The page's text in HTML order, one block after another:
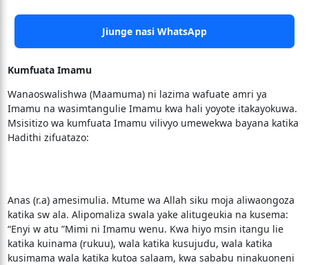
Jiunge nasi WhatsApp
Kumfuata Imamu
Wanaoswalishwa (Maamuma) ni lazima wafuate amri ya
Imamu na wasimtangulie Imamu kwa hali yoyote itakayokuwa.
Msisitizo wa kumfuata Imamu vilivyo umewekwa bayana katika
Hadithi zifuatazo:
Anas (r.a) amesimulia. Mtume wa Allah siku moja aliwaongoza
katika sw ala. Alipomaliza swala yake alitugeukia na kusema:
“Enyi w atu ”Mimi ni Imamu wenu. Kwa hiyo msin itangu lie
katika kuinama (rukuu), wala katika kusujudu, wala katika
kusimama wala katika kutoa salaam, kwa sababu ninakuoneni